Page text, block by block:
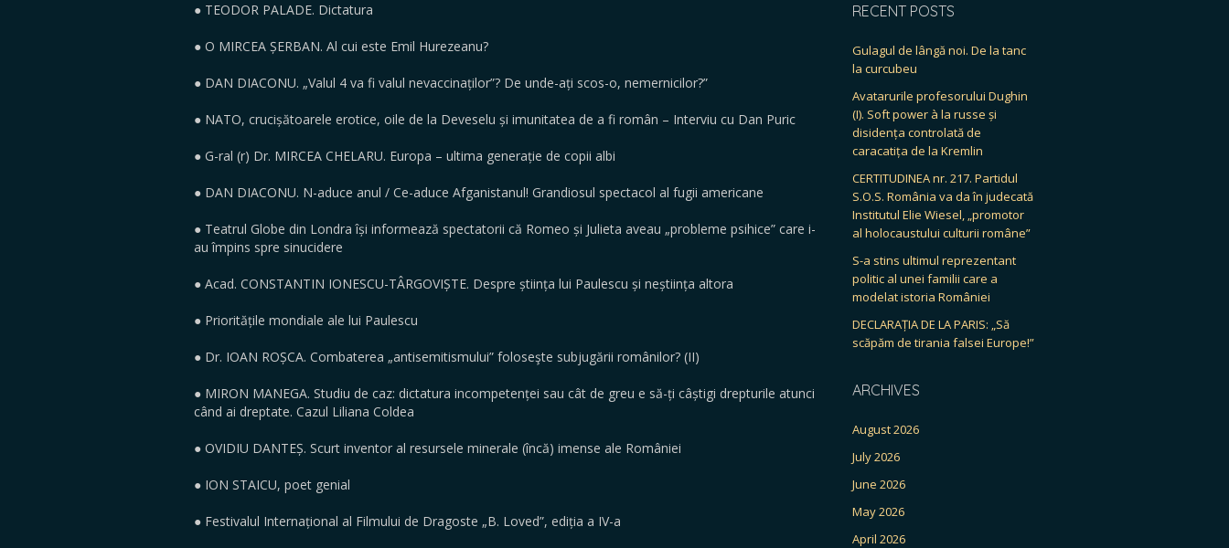
● TEODOR PALADE. Dictatura
● O MIRCEA ȘERBAN. Al cui este Emil Hurezeanu?
● DAN DIACONU. „Valul 4 va fi valul nevaccinaților”? De unde-ați scos-o, nemernicilor?”
● NATO, crucișătoarele erotice, oile de la Deveselu și imunitatea de a fi român – Interviu cu Dan Puric
● G-ral (r) Dr. MIRCEA CHELARU. Europa – ultima generație de copii albi
● DAN DIACONU. N-aduce anul / Ce-aduce Afganistanul! Grandiosul spectacol al fugii americane
● Teatrul Globe din Londra își informează spectatorii că Romeo și Julieta aveau „probleme psihice” care i-
au împins spre sinucidere
● Acad. CONSTANTIN IONESCU-TÂRGOVIȘTE. Despre știința lui Paulescu și neștiința altora
● Prioritățile mondiale ale lui Paulescu
● Dr. IOAN ROȘCA. Combaterea „antisemitismului” foloseşte subjugării românilor? (II)
● MIRON MANEGA. Studiu de caz: dictatura incompetenței sau cât de greu e să-ți câștigi drepturile atunci
când ai dreptate. Cazul Liliana Coldea
● OVIDIU DANTEȘ. Scurt inventor al resursele minerale (încă) imense ale României
● ION STAICU, poet genial
● Festivalul Internațional al Filmului de Dragoste „B. Loved”, ediția a IV-a
RECENT POSTS
Gulagul de lângă noi. De la tanc
la curcubeu
Avatarurile profesorului Dughin
(I). Soft power à la russe și
disidența controlată de
caracatița de la Kremlin
CERTITUDINEA nr. 217. Partidul
S.O.S. România va da în judecată
Institutul Elie Wiesel, „promotor
al holocaustului culturii române”
S-a stins ultimul reprezentant
politic al unei familii care a
modelat istoria României
DECLARAȚIA DE LA PARIS: „Să
scăpăm de tirania falsei Europe!”
ARCHIVES
August 2026
July 2026
June 2026
May 2026
April 2026